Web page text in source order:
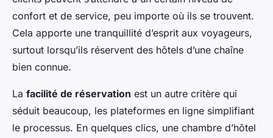
confort et de service, peu importe où ils se trouvent.
Cela apporte une tranquillité d’esprit aux voyageurs,
surtout lorsqu’ils réservent des hôtels d’une chaîne
bien connue.
La facilité de réservation est un autre critère qui
séduit beaucoup, les plateformes en ligne simplifiant
le processus. En quelques clics, une chambre d’hôtel